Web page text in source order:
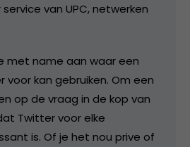
van UPC, netwerken
met name aan waar een
kan gebruiken. Om een
op de vraag in de kop van
Twitter voor elke
is. Of je het nou prive of